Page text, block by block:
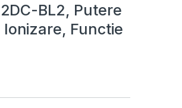
BL2, Putere
Functie